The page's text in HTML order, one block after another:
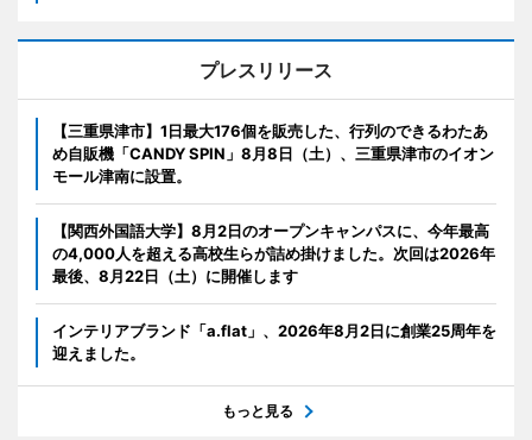
プレスリリース
【三重県津市】1日最大176個を販売した、行列のできるわたあ
め自販機「CANDY SPIN」8月8日（土）、三重県津市のイオン
モール津南に設置。
【関西外国語大学】8月2日のオープンキャンパスに、今年最高
の4,000人を超える高校生らが詰め掛けました。次回は2026年
最後、8月22日（土）に開催します
インテリアブランド「a.flat」、2026年8月2日に創業25周年を
迎えました。
もっと見る